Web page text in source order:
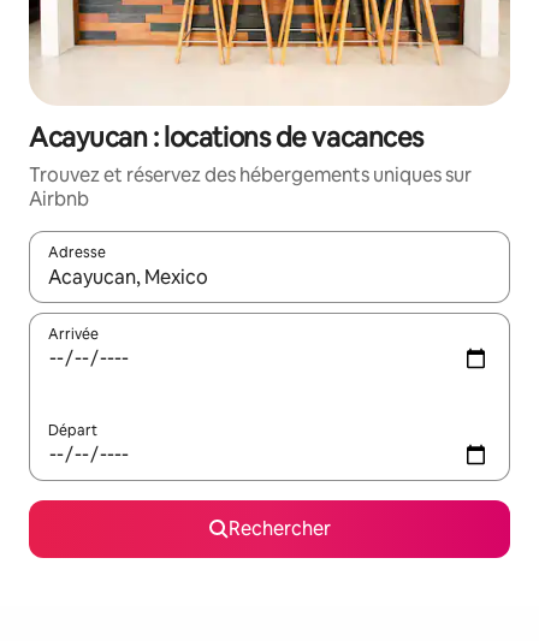
Acayucan : locations de vacances
Trouvez et réservez des hébergements uniques sur
Airbnb
Adresse
Lorsque les résultats s'affichent, utilisez les flèches vers le
Arrivée
Départ
Rechercher